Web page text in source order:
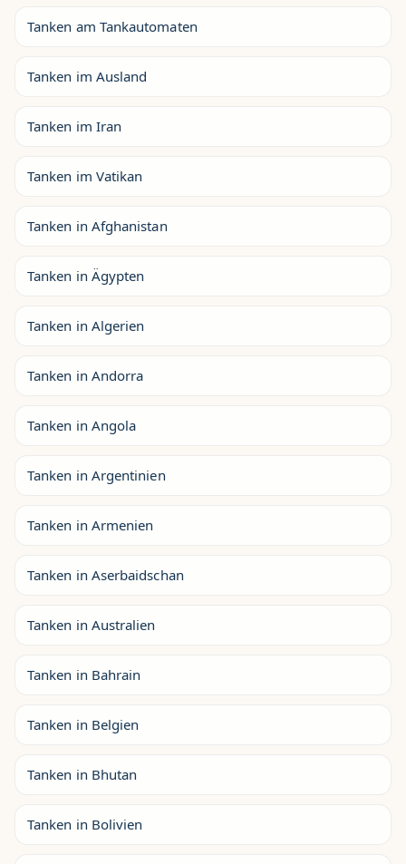
Tanken am Tankautomaten
Tanken im Ausland
Tanken im Iran
Tanken im Vatikan
Tanken in Afghanistan
Tanken in Ägypten
Tanken in Algerien
Tanken in Andorra
Tanken in Angola
Tanken in Argentinien
Tanken in Armenien
Tanken in Aserbaidschan
Tanken in Australien
Tanken in Bahrain
Tanken in Belgien
Tanken in Bhutan
Tanken in Bolivien